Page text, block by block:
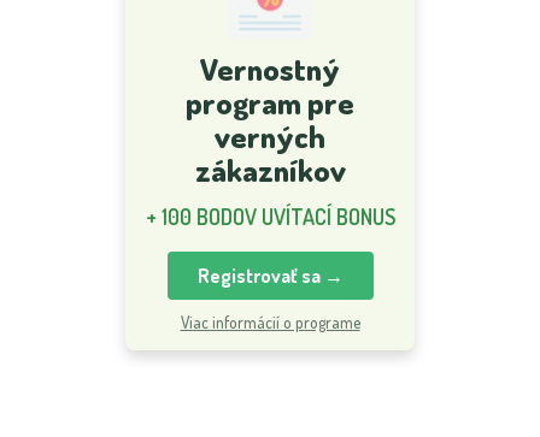
Vernostný
program pre
verných
zákazníkov
+ 100 BODOV UVÍTACÍ BONUS
Registrovať sa →
Viac informácií o programe